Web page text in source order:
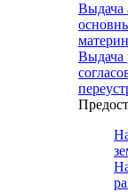
Выдача
Выдача